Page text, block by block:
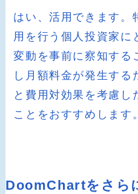
はい、活用できます。
用を行う個人投資家に
変動を事前に察知する
し月額料金が発生する
と費用対効果を考慮し
ことをおすすめします。
DoomChartをさら